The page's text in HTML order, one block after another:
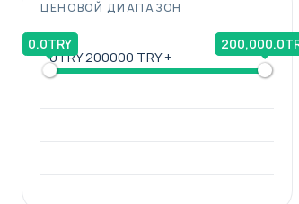
ЦЕНОВОЙ ДИАПАЗОН
0TRY200000 TRY +
0.0TRY